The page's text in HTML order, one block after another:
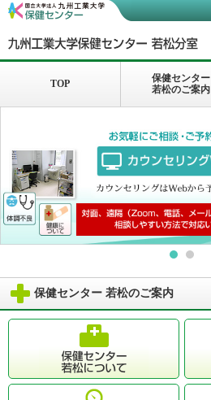
TOP
保健センター
若松のご案内
保健センター 若松のご案内